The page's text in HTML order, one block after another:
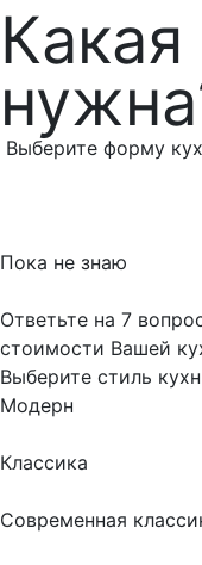
Выберите форму
Пока не знаю
Ответьте на 7
стоимости Вашей
Выберите стиль
Модерн
Классика
Современная